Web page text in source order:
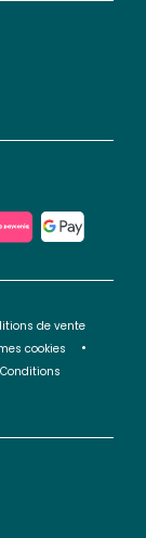
de vente
cookies
Conditions